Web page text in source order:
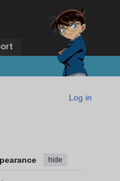
Log in
hide